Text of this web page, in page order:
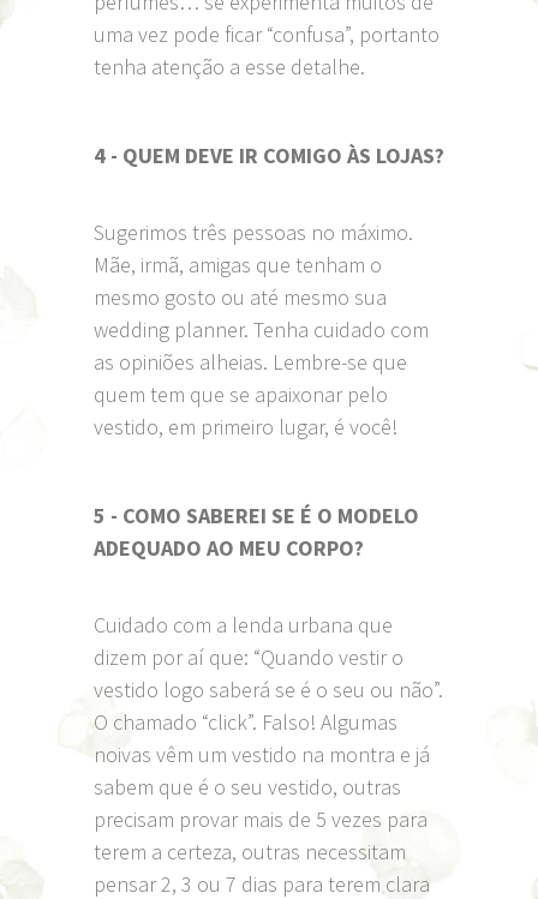
uma vez pode ficar “confusa”, portanto
tenha atenção a esse detalhe.
4 - QUEM DEVE IR COMIGO ÀS LOJAS?
Sugerimos três pessoas no máximo.
Mãe, irmã, amigas que tenham o
mesmo gosto ou até mesmo sua
wedding planner. Tenha cuidado com
as opiniões alheias. Lembre-se que
quem tem que se apaixonar pelo
vestido, em primeiro lugar, é você!
5 - COMO SABEREI SE É O MODELO
ADEQUADO AO MEU CORPO?
Cuidado com a lenda urbana que
dizem por aí que: “Quando vestir o
vestido logo saberá se é o seu ou não”.
O chamado “click”. Falso! Algumas
noivas vêm um vestido na montra e já
sabem que é o seu vestido, outras
precisam provar mais de 5 vezes para
terem a certeza, outras necessitam
pensar 2, 3 ou 7 dias para terem clara